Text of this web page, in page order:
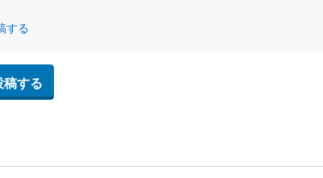
する
する